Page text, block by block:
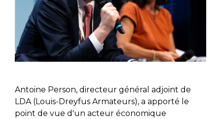
Antoine Person, directeur général adjoint de
LDA (Louis-Dreyfus Armateurs), a apporté le
point de vue d'un acteur économique